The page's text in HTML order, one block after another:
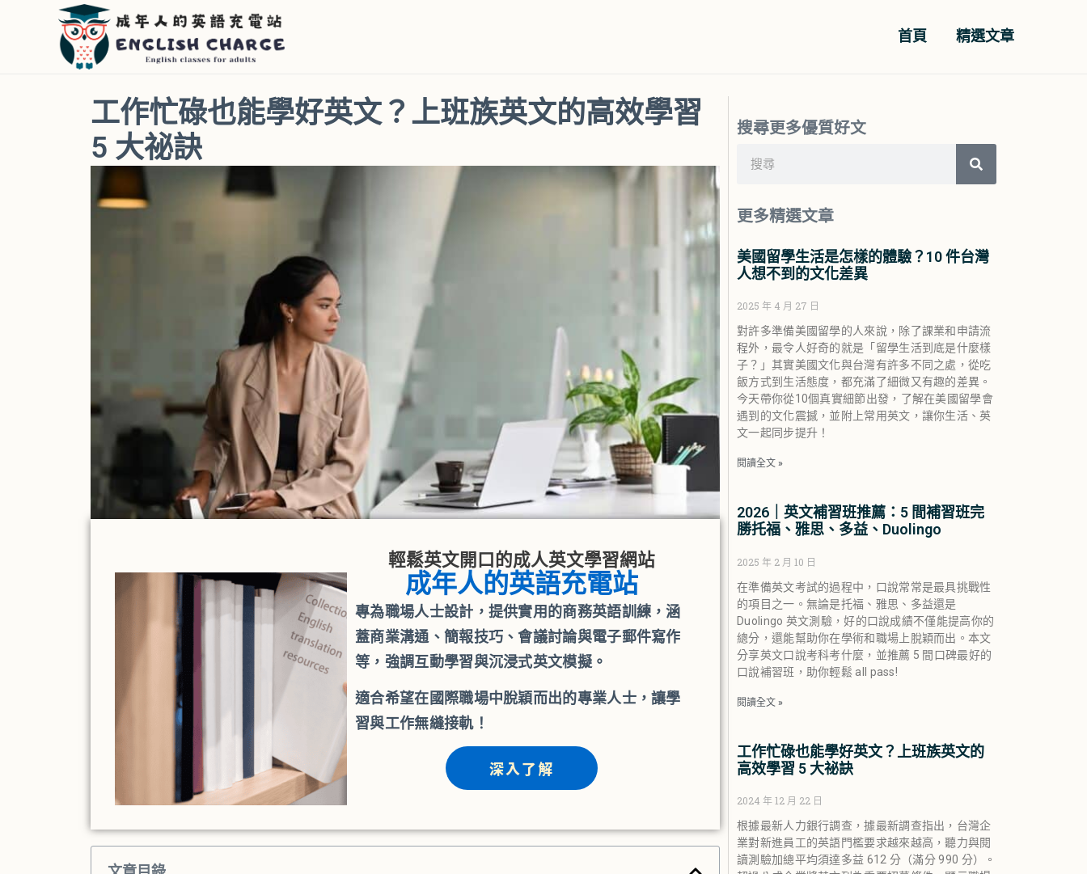
首頁 精選文章
工作忙碌也能學好英文？上班族英文的高效學習
5 大祕訣
輕鬆英文開口的成人英文學習網站
成年人的英語充電站
專為職場人士設計，提供實用的商務英語訓練，涵
蓋商業溝通、簡報技巧、會議討論與電子郵件寫作
等，強調互動學習與沉浸式英文模擬。
適合希望在國際職場中脫穎而出的專業人士，讓學
習與工作無縫接軌！
深入了解
搜尋更多優質好文
搜
更多精選文章
美國留學生活是怎樣的體驗？10 件台灣
人想不到的文化差異
2025 年 4 月 27 日
對許多準備美國留學的人來說，除了課業和申請流
程外，最令人好奇的就是「留學生活到底是什麼樣
子？」其實美國文化與台灣有許多不同之處，從吃
飯方式到生活態度，都充滿了細微又有趣的差異。
今天帶你從10個真實細節出發，了解在美國留學會
遇到的文化震撼，並附上常用英文，讓你生活、英
文一起同步提升！
閱讀全文 »
2026｜英文補習班推薦：5 間補習班完
勝托福、雅思、多益、Duolingo
2025 年 2 月 10 日
在準備英文考試的過程中，口說常常是最具挑戰性
的項目之一。無論是托福、雅思、多益還是
Duolingo 英文測驗，好的口說成績不僅能提高你的
總分，還能幫助你在學術和職場上脫穎而出。本文
分享英文口說考科考什麼，並推薦 5 間口碑最好的
口說補習班，助你輕鬆 all pass!
閱讀全文 »
工作忙碌也能學好英文？上班族英文的
高效學習 5 大祕訣
2024 年 12 月 22 日
根據最新人力銀行調查，據最新調查指出，台灣企
業對新進員工的英語門檻要求越來越高，聽力與閱
讀測驗加總平均須達多益 612 分（滿分 990 分）。